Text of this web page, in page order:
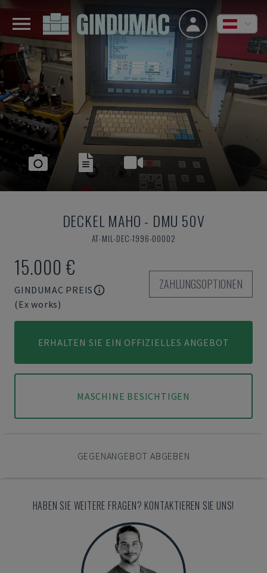
DECKEL MAHO - DMU 50V
AT-MIL-DEC-1996-00002
15.000 €
GINDUMAC PREIS
(Ex works)
ZAHLUNGSOPTIONEN
ERHALTEN SIE EIN OFFIZIELLES ANGEBOT
MASCHINE BESICHTIGEN
GEGENANGEBOT ABGEBEN
HABEN SIE WEITERE FRAGEN? KONTAKTIEREN SIE UNS!